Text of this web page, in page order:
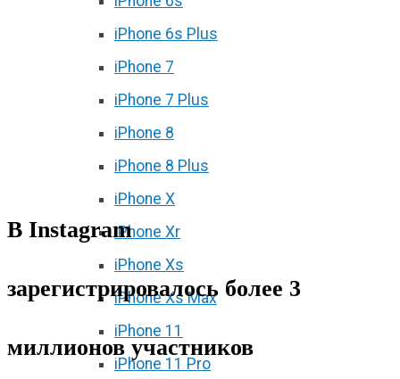
iPhone 6s Plus
iPhone 7
iPhone 7 Plus
iPhone 8
iPhone 8 Plus
iPhone X
iPhone Xr
iPhone Xs
iPhone Xs Max
iPhone 11
iPhone 11 Pro
В Instagram
зарегистрировалось более 3
миллионов участников